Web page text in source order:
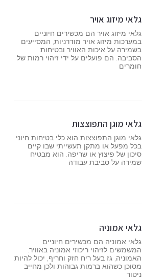
גלאי מיזוג אויר
גלאי מיזוג אויר הם מכשירים חיוניים
במערכות מיזוג אויר מודרניות, המסייעים
בשמירה על איכות האוויר ובטיחות
הסביבה. הם פועלים על ידי זיהוי רמות של
חומרים
גלאי מוגן התפוצצות
גלאי מוגן התפוצצות הוא כלי בטיחות חיוני
בכל מפעל או מתקן תעשייתי שבו קיים
סיכון של פיצוץ או שריפה. הוא מבטיח
שמירה על סביבת עבודה
גלאי אמוניה
גלאי אמוניה הם מכשירים חיוניים
המשמשים לזיהוי ריכוזי אמוניה באוויר.
האמוניה, גז בעל ריח חזק וחריף, יכול להיות
מסוכן כשהוא ברמות גבוהות ולכן מחייב
ניטור